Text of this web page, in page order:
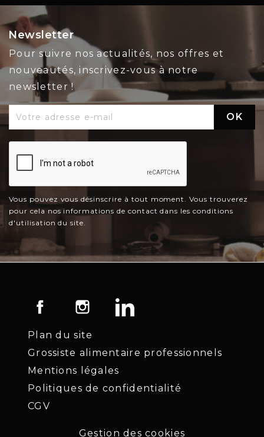
Newsletter
Pour suivre nos actualités, nos offres et
nouveautés, inscrivez-vous à notre
newsletter !
Vous pouvez vous désinscrire à tout moment. Vous trouverez
pour cela nos informations de contact dans les conditions
d'utilisation du site.
Facebook Instagram
Plan du site
Grossiste alimentaire professionnels
Mentions légales
Politiques de confidentialité
CGV
Gestion des cookies